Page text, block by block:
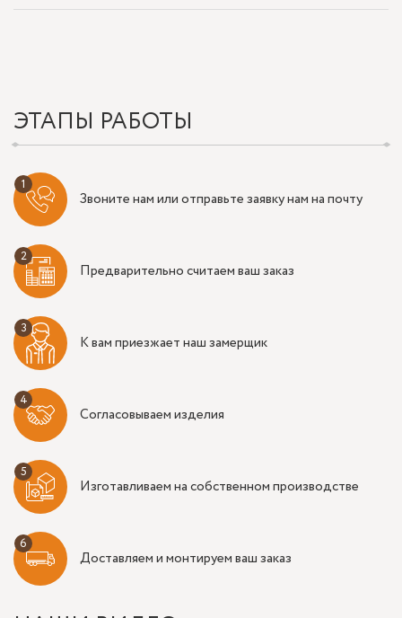
ЭТАПЫ РАБОТЫ
Звоните нам или отправьте заявку нам на почту
Предварительно считаем ваш заказ
К вам приезжает наш замерщик
Согласовываем изделия
Изготавливаем на собственном производстве
Доставляем и монтируем ваш заказ